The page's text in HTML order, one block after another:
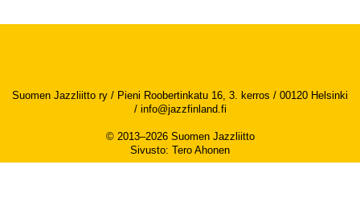
Suomen Jazzliitto ry / Pieni Roobertinkatu 16, 3. kerros / 00120 Helsinki
/ info@jazzfinland.fi
© 2013–2026 Suomen Jazzliitto
Sivusto: Tero Ahonen